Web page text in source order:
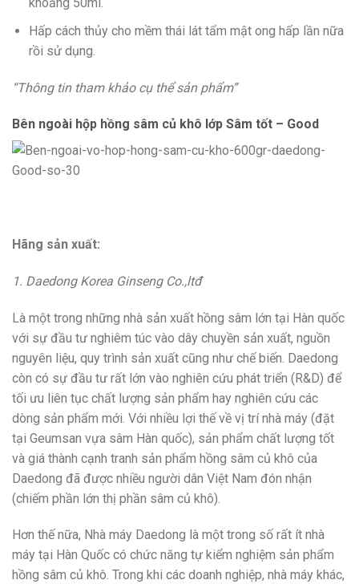
Hấp cách thủy cho mềm thái lát tẩm mật ong hấp lần nữa
rồi sử dụng.
“Thông tin tham khảo cụ thể sản phẩm”
Bên ngoài hộp hồng sâm củ khô lớp Sâm tốt – Good
Hãng sản xuất:
1. Daedong Korea Ginseng Co.,ltđ
Là một trong những nhà sản xuất hồng sâm lớn tại Hàn quốc
với sự đầu tư nghiêm túc vào dây chuyền sản xuất, nguồn
nguyên liệu, quy trình sản xuất cũng như chế biến. Daedong
còn có sự đầu tư rất lớn vào nghiên cứu phát triển (R&D) để
tối ưu liên tục chất lượng sản phẩm hay nghiên cứu các
dòng sản phẩm mới. Với nhiều lợi thế về vị trí nhà máy (đặt
tại Geumsan vựa sâm Hàn quốc), sản phẩm chất lượng tốt
và giá thành cạnh tranh sản phẩm hồng sâm củ khô của
Daedong đã được nhiều người dân Việt Nam đón nhận
(chiếm phần lớn thị phần sâm củ khô).
Hơn thế nữa, Nhà máy Daedong là một trong số rất ít nhà
máy tại Hàn Quốc có chức năng tự kiểm nghiệm sản phẩm
hồng sâm củ khô. Trong khi các doanh nghiệp, nhà máy khác,